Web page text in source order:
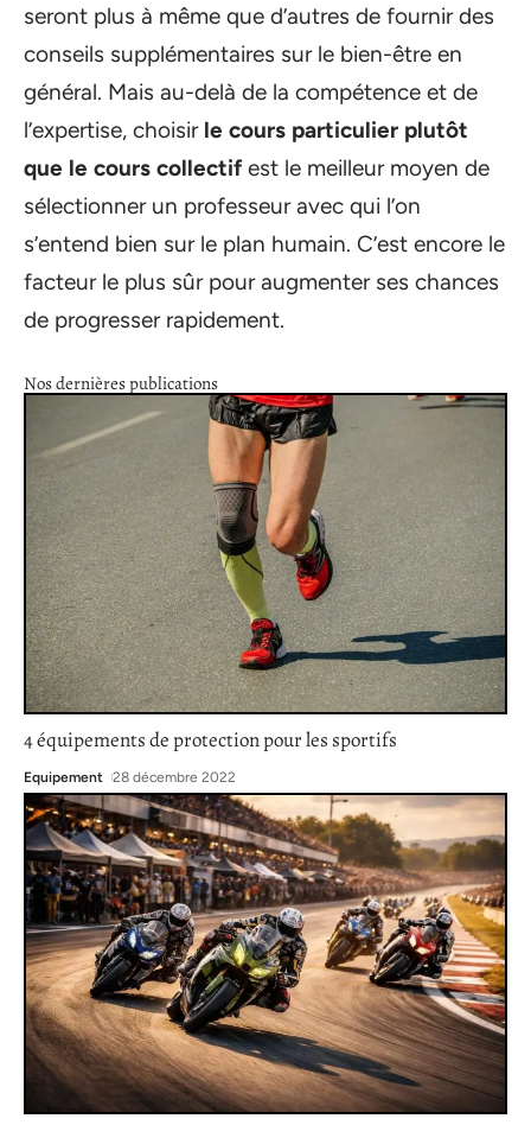
seront plus à même que d’autres de fournir des
conseils supplémentaires sur le bien-être en
général. Mais au-delà de la compétence et de
l’expertise, choisir le cours particulier plutôt
que le cours collectifest le meilleur moyen de
sélectionner un professeur avec qui l’on
s’entend bien sur le plan humain. C’est encore le
facteur le plus sûr pour augmenter ses chances
de progresser rapidement.
Nos dernières publications
4 équipements de protection pour les sportifs
Equipement 28 décembre 2022